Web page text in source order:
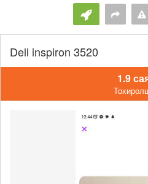
Dell inspiron 3520
1.9